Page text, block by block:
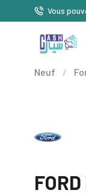
Vous
Neuf /